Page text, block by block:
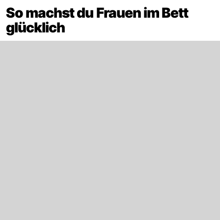
So machst du Frauen im Bett
glücklich